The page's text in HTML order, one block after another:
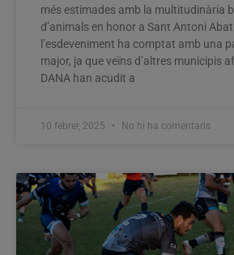
més estimades amb la multitudinària
d’animals en honor a Sant Antoni
l’esdeveniment ha comptat amb una
major, ja que veïns d’altres municipis
DANA han acudit a
10 febrer, 2025 No hi ha comentaris